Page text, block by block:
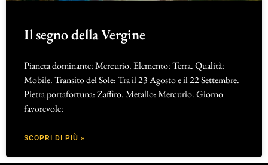
Il segno della Vergine
Pianeta dominante: Mercurio. Elemento: Terra. Qualità:
Mobile. Transito del Sole: Tra il 23 Agosto e il 22 Settembre.
Pietra portafortuna: Zaffiro. Metallo: Mercurio. Giorno
favorevole:
SCOPRI DI PIÙ »